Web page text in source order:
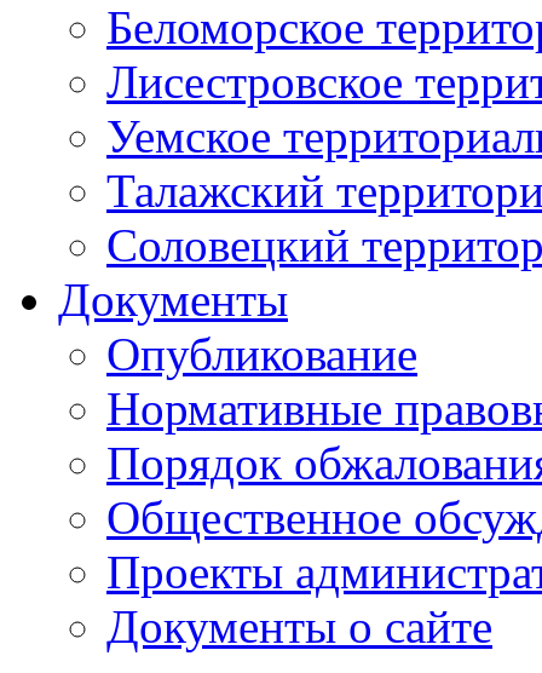
Беломорское
Лисестровское
Уемское
Талажский
Соловецкий
Документы
Опубликование
Нормативные
Порядок
Общественное
Проекты
Документы о сайте